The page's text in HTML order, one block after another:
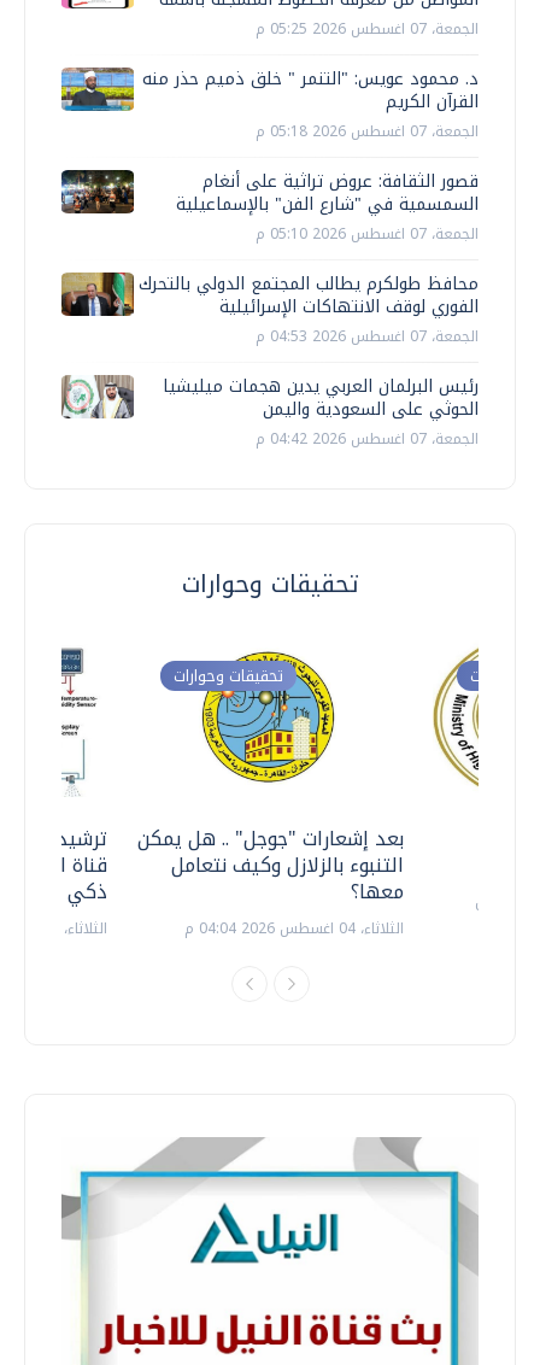
الجمعة، 07 اغسطس 2026 05:25 م
د. محمود عويس: "التنمر " خلق ذميم حذر منه
القرآن الكريم
الجمعة، 07 اغسطس 2026 05:18 م
قصور الثقافة: عروض تراثية على أنغام
السمسمية في "شارع الفن" بالإسماعيلية
الجمعة، 07 اغسطس 2026 05:10 م
محافظ طولكرم يطالب المجتمع الدولي بالتحرك
الفوري لوقف الانتهاكات الإسرائيلية
الجمعة، 07 اغسطس 2026 04:53 م
رئيس البرلمان العربي يدين هجمات ميليشيا
الحوثي على السعودية واليمن
الجمعة، 07 اغسطس 2026 04:42 م
تحقيقات وحوارات
ترشيدا
قناة
ذكي
الثلاثاء، 14 يوليو 2026 06:11 م
تحقيقات وحوارات
بعد إشعارات "جوجل" .. هل يمكن
التنبوء بالزلازل وكيف نتعامل
معها؟
الثلاثاء، 04 اغسطس 2026 04:04 م
وحوارات